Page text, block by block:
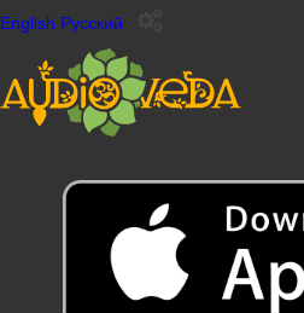
English Русский